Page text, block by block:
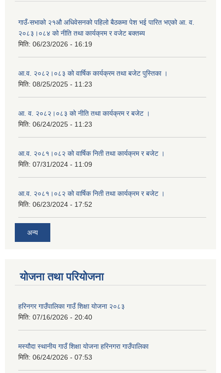
गाउँ-सभाको २१औ अधिवेसनको पहिलो बैठकमा पेश भई पारित भएको आ. व.
२०८३।०८४ को नीति तथा कार्यक्रम र वजेट बक्तब्य
मिति: 06/23/2026 - 16:19
आ.व. २०८२।०८३ को वार्षिक कार्यक्रम तथा बजेट पुस्तिका ।
मिति: 08/25/2025 - 11:23
आ. व. २०८२।०८३ को नीति तथा कार्यक्रम र बजेट ।
मिति: 06/24/2025 - 11:23
आ.व. २०८१।०८२ को वार्षिक निती तथा कार्यक्रम र बजेट ।
मिति: 07/31/2024 - 11:09
आ.व. २०८१।०८२ को वार्षिक निती तथा कार्यक्रम र बजेट ।
मिति: 06/23/2024 - 17:52
अन्य
योजना तथा परियोजना
हरिनगर गाउँपालिका गाउँ शिक्षा योजना २०८३
मिति: 07/16/2026 - 20:40
मस्यौदा स्थानीय गाउँ शिक्षा योजना हरिनगरा गाउँपालिका
मिति: 06/24/2026 - 07:53